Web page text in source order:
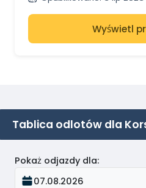
Wyświetl
Tablica odlotów dla
Pokaż odjazdy dla:
07.08.2026